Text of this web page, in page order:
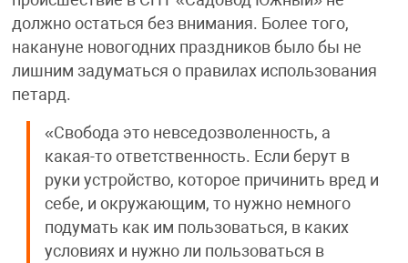
должно остаться без внимания. Более того,
накануне новогодних праздников было бы не
лишним задуматься о правилах использования
петард.
«Свобода это невседозволенность, а
какая-то ответственность. Если берут в
руки устройство, которое причинить вред и
себе, и окружающим, то нужно немного
подумать как им пользоваться, в каких
условиях и нужно ли пользоваться в